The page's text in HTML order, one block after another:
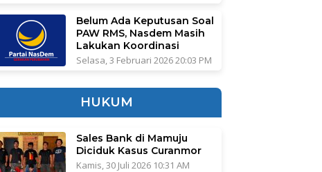
Belum Ada Keputusan Soal
PAW RMS, Nasdem Masih
Lakukan Koordinasi
Selasa, 3 Februari 2026 20:03 PM
HUKUM
Sales Bank di Mamuju
Diciduk Kasus Curanmor
Kamis, 30 Juli 2026 10:31 AM